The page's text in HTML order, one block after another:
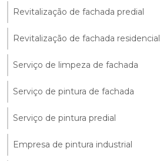
Revitalização de fachada predial
Revitalização de fachada residencial
Serviço de limpeza de fachada
Serviço de pintura de fachada
Serviço de pintura predial
Empresa de pintura industrial